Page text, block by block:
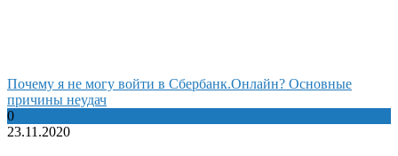
Почему я не могу войти в Сбербанк.Онлайн? Основные
причины неудач
0
23.11.2020